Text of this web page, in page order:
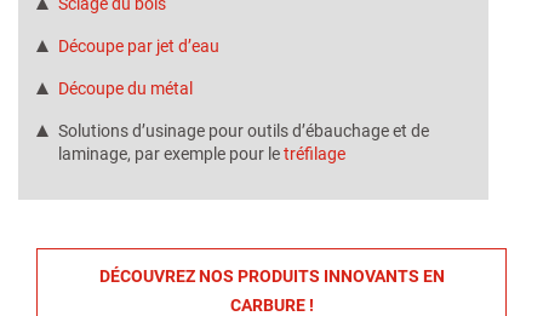
Découpe par jet d’eau
Découpe du métal
Solutions d’usinage pour outils d’ébauchage et de
laminage, par exemple pour letréfilage
DÉCOUVREZ NOS PRODUITS INNOVANTS EN
CARBURE !